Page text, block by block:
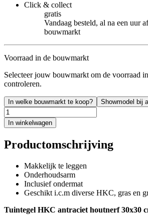
Click & collect
gratis
Vandaag besteld, al na een uur
bouwmarkt
Voorraad in de bouwmarkt
Selecteer jouw bouwmarkt om de voorraad
controleren.
In welke bouwmarkt te koop? Showmodel bij
In winkelwagen
Productomschrijving
Makkelijk te leggen
Onderhoudsarm
Inclusief ondermat
Geschikt i.c.m diverse HKC, gras en
Tuintegel HKC antraciet houtnerf 30x30